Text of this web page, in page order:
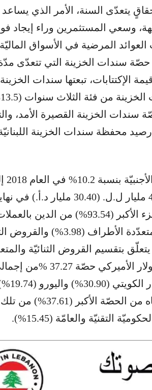
يتعدّى السنة، الأمر الذي يساعد
وسعي المستثمرين وراء إيجاد
المرضية في الأسواق الماليّة
سندات الخزينة التي تتعدّى
إجمالي قيمة الإكتتابات، تبعتها سندات
بلغت حصّة سندات الخزينة القصيرة الأمد،
السنة، 3.5% من رصيد محفظة سندات الخزينة
وقد شَكَّلَت سندات اليوروبوند الجزء الأكبر
الفترة المذكورة، تلتها القروض المتعدّدة
يتعلّق بتقسيم القروض الثنائيّة
فقد شَكَّلَت القروض المقوَّمة بالدولار
القروض،
للقطاعات، فقد إستفاد قطاع